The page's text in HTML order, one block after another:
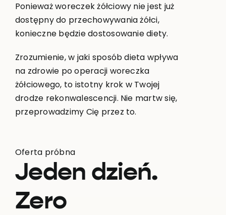
Ponieważ woreczek żółciowy nie jest już
dostępny do przechowywania żółci,
konieczne będzie dostosowanie diety.
Zrozumienie, w jaki sposób dieta wpływa
na zdrowie po operacji woreczka
żółciowego, to istotny krok w Twojej
drodze rekonwalescencji. Nie martw się,
przeprowadzimy Cię przez to.
Oferta próbna
Jeden dzień.
Zero